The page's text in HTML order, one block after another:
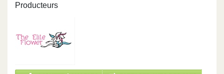
Producteurs